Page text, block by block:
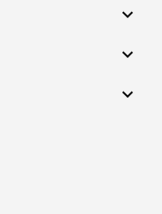
expand_more
expand_more
expand_more